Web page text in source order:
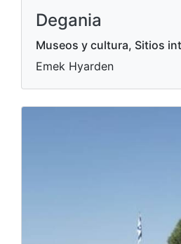
Degania
Museos y cultura, Sitios
Emek Hyarden